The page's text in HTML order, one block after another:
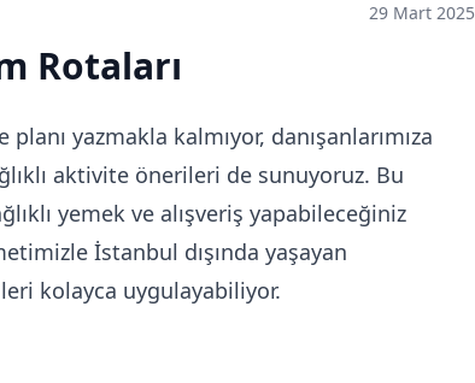
29 Mart 2025
Rotaları
yazmakla kalmıyor, danışanlarımıza
aktivite önerileri de sunuyoruz. Bu
yemek ve alışveriş yapabileceğiniz
İstanbul dışında yaşayan
kolayca uygulayabiliyor.